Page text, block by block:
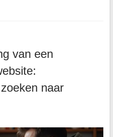
van een
naar